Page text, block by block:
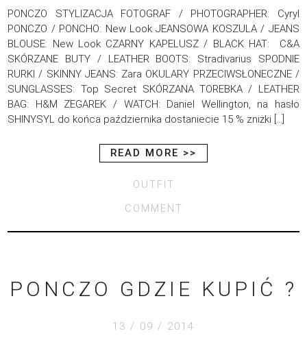
PONCZO STYLIZACJA FOTOGRAF / PHOTOGRAPHER: Cyryl
PONCZO / PONCHO: New Look JEANSOWA KOSZULA / JEANS
BLOUSE: New Look CZARNY KAPELUSZ / BLACK HAT: C&A
SKÓRZANE BUTY / LEATHER BOOTS: Stradivarius SPODNIE
RURKI / SKINNY JEANS: Zara OKULARY PRZECIWSŁONECZNE /
SUNGLASSES: Top Secret SKÓRZANA TOREBKA / LEATHER
BAG: H&M ZEGAREK / WATCH: Daniel Wellington, na hasło
SHINYSYL do końca października dostaniecie 15 % zniżki […]
READ MORE >>
OUTFIT
COMMENT
PONCZO GDZIE KUPIĆ ?
13 / 09 / 2014